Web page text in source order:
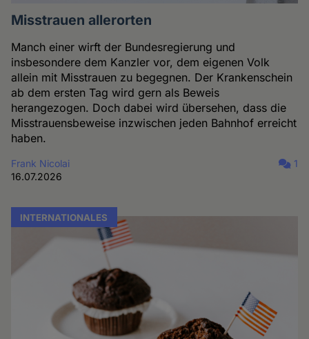
Misstrauen allerorten
Manch einer wirft der Bundesregierung und
insbesondere dem Kanzler vor, dem eigenen Volk
allein mit Misstrauen zu begegnen. Der Krankenschein
ab dem ersten Tag wird gern als Beweis
herangezogen. Doch dabei wird übersehen, dass die
Misstrauensbeweise inzwischen jeden Bahnhof erreicht
haben.
Frank Nicolai
16.07.2026
1
INTERNATIONALES